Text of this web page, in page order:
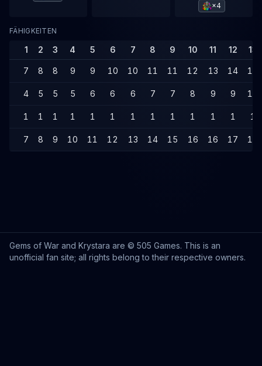
×4
FÄHIGKEITEN
1 2 3 4 5 6 7 8 9 10 11 12 13
7 8 8 9 9 10 10 11 11 12 13 14 14
4 5 5 5 6 6 6 7 7 8 9 9 10
1 1 1 1 1 1 1 1 1 1 1 1 1
7 8 9 10 11 12 13 14 15 16 16 17 18
Gems of War and Krystara are © 505 Games. This is an
unofficial fan site; all rights belong to their respective owners.